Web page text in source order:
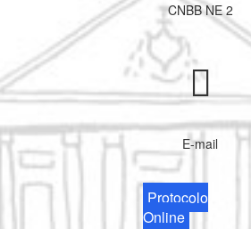
CNBB NE 2
E-mail
Protocolo
Online